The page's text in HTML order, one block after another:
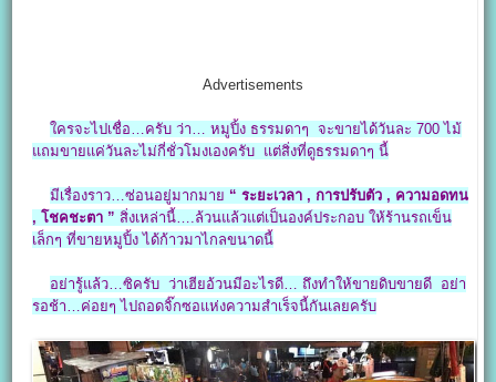
Advertisements
ใครจะไปเชื่อ…ครับ ว่า… หมูปิ้ง ธรรมดาๆ จะขายได้วันละ 700 ไม้
แถมขายแค่วันละไม่กี่ชั่วโมงเองครับ แต่สิ่งที่ดูธรรมดาๆ นี้
มีเรื่องราว…ซ่อนอยู่มากมาย “ ระยะเวลา , การปรับตัว , ความอดทน
, โชคชะตา ” สิ่งเหล่านี้….ล้วนแล้วแต่เป็นองค์ประกอบ ให้ร้านรถเข็น
เล็กๆ ที่ขายหมูปิ้ง ได้ก้าวมาไกลขนาดนี้
อย่ารู้แล้ว…ซิครับ ว่าเฮียอ้วนมีอะไรดี… ถึงทำให้ขายดิบขายดี อย่า
รอช้า…ค่อยๆ ไปถอดจิ๊กซอแห่งความสำเร็จนี้กันเลยครับ